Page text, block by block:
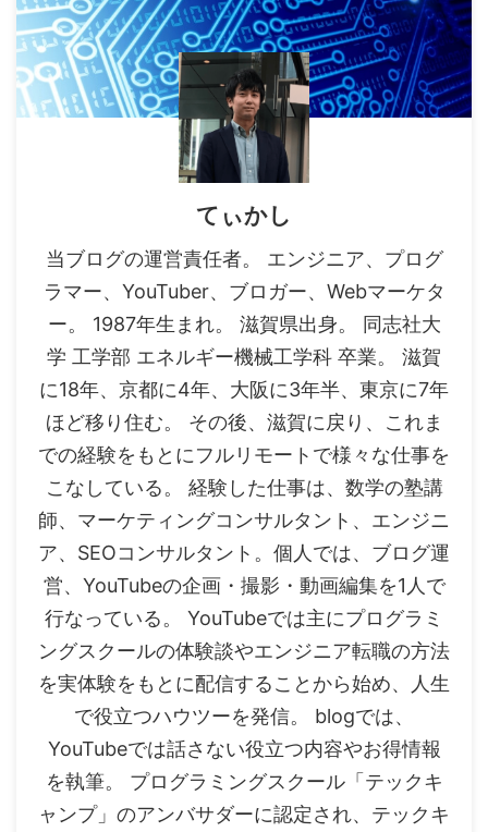
てぃかし
当ブログの運営責任者。 エンジニア、プログ
ラマー、YouTuber、ブロガー、Webマーケタ
ー。 1987年生まれ。 滋賀県出身。 同志社大
学 工学部 エネルギー機械工学科 卒業。 滋賀
に18年、京都に4年、大阪に3年半、東京に7年
ほど移り住む。 その後、滋賀に戻り、これま
での経験をもとにフルリモートで様々な仕事を
こなしている。 経験した仕事は、数学の塾講
師、マーケティングコンサルタント、エンジニ
ア、SEOコンサルタント。個人では、ブログ運
営、YouTubeの企画・撮影・動画編集を1人で
行なっている。 YouTubeでは主にプログラミ
ングスクールの体験談やエンジニア転職の方法
を実体験をもとに配信することから始め、人生
で役立つハウツーを発信。 blogでは、
YouTubeでは話さない役立つ内容やお得情報
を執筆。 プログラミングスクール「テックキ
ャンプ」のアンバサダーに認定され、テックキ